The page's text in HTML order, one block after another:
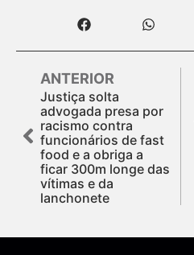
ANTERIOR
Justiça solta
advogada presa por
racismo contra
funcionários de fast
food e a obriga a
ficar 300m longe das
vítimas e da
lanchonete